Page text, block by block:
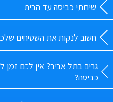
שירותי כביסה עד הבית
חשוב לנקות את השטיחים
גרים בתל אביב? אין לכם זמן
כביסה?